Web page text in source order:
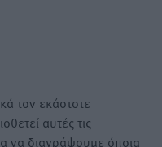
τον εκάστοτε
αυτές τις
να διαγράψουμε όποια